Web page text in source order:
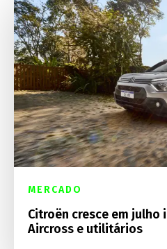
MERCADO
Citroën cresce em julho
Aircross e utilitários